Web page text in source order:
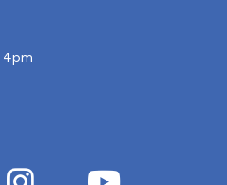
4pm